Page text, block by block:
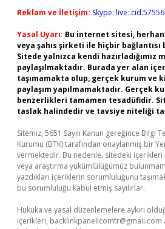
Reklam ve İletişim: Skype:
Yasal Uyarı: Bu internet sitesi,
veya şahıs şirketi ile hiçbir
Sitede yalnızca kendi hazırladığımız
paylaşılmaktadır. Burada yer alan
taşımamakta olup, gerçek kurum ve
paylaşım yapılmamaktadır. Gerçek
benzerlikleri tamamen tesadüfidir.
taslak halindedir ve tavsiye niteliği
Sitemiz, 5651 Sayılı Kanun gereğince Bilgi
Kurumu (BTK) tarafından onaylanmış bir
vermektedir. Bu nedenle, sitedeki
veya araştırma yükümlülüğümüz
yazdıkları içeriklerin sorumluluğunu
bu sorumluluğu kabul etmiş sayılırlar.
Hukuka ve yasal düzenlemelere aykırı
içerikleri, backlinkpanelicomtr@gmail.com